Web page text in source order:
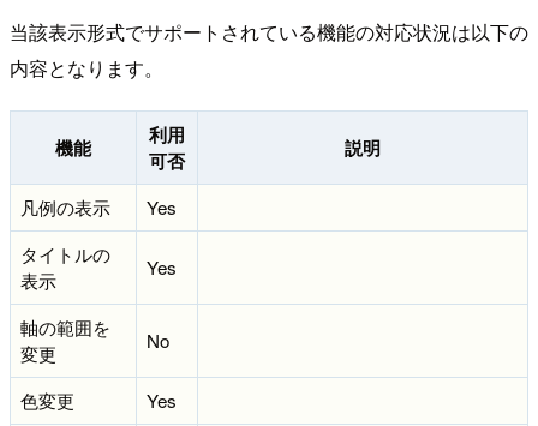
当該表示形式でサポートされている機能の対応状況は以下の
内容となります。
機能
利用
可否
説明
凡例の表示
Yes
タイトルの
表示
Yes
軸の範囲を
変更
No
色変更 Yes